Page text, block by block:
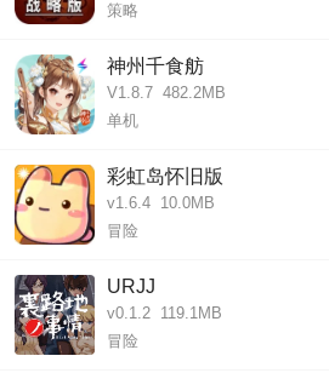
策略
神州千食舫
V1.8.7 482.2MB
单机
彩虹岛怀旧版
v1.6.4 10.0MB
冒险
URJJ
v0.1.2 119.1MB
冒险